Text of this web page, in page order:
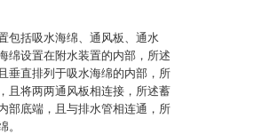
包括吸水海绵、通风板、通水
绵设置在附水装置的内部，所述
垂直排列于吸水海绵的内部，所
且将两两通风板相连接，所述蓄
部底端，且与排水管相连通，所
。